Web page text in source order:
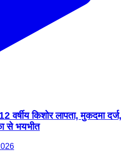
वर्षीय किशोर लापता, मुकदमा दर्ज,
से भयभीत